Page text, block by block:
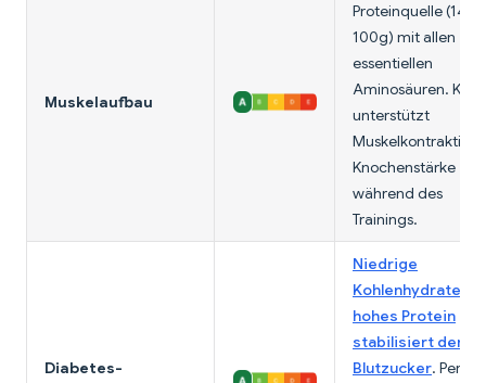
Muskelaufbau
Proteinquelle (14g
100g) mit allen
essentiellen
Aminosäuren.
unterstützt
Muskelkontraktion
Knochenstärke
während des
Trainings.
Diabetes-
Niedrige
Kohlenhydrate
hohes Protein
stabilisiert den
Blutzucker.